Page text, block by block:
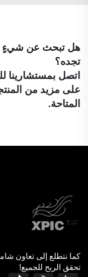
هل تبحث عن شيءٍ
تجده؟
اتصل بمستشارينا
على مزيد من
المتاحة.
كما نتطلع إلى تعاون
تحقق الربح للجميع!